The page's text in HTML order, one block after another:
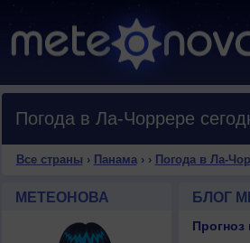
Погода в Ла-Чоррере
Все страны › Панама› › Погода в Ла-
МЕТЕОНОВА БЛОГ
Прогноз